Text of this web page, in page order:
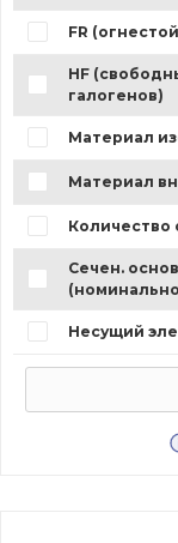
FR
HF
галогенов)
Материал
Материал
Количество
Сечен.
Несущий